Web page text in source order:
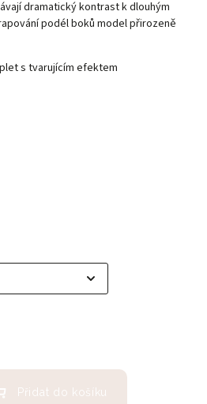
dramatický kontrast k dlouhým
podél boků model přirozeně
s tvarujícím efektem
Přidat do košíku